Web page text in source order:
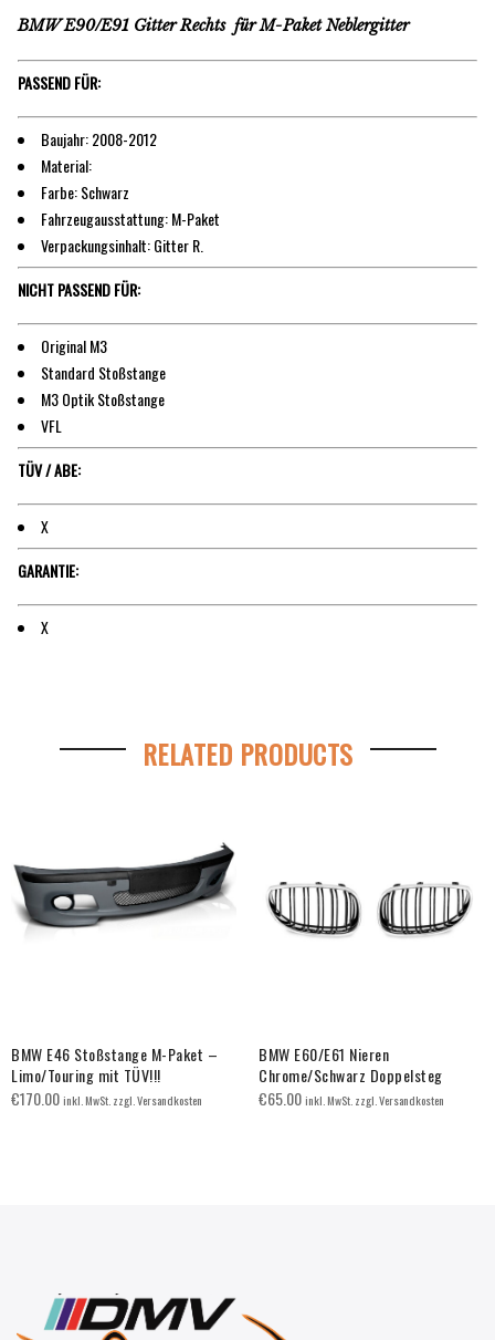
BMW E90/E91 Gitter Rechts für M-Paket Neblergitter
PASSEND FÜR:
Baujahr: 2008-2012
Material:
Farbe: Schwarz
Fahrzeugausstattung: M-Paket
Verpackungsinhalt: Gitter R.
NICHT PASSEND FÜR:
Original M3
Standard Stoßstange
M3 Optik Stoßstange
VFL
TÜV / ABE:
X
GARANTIE:
X
RELATED PRODUCTS
BMW E46 Stoßstange M-Paket –
Limo/Touring mit TÜV!!!
€170.00inkl. MwSt. zzgl. Versandkosten
BMW E60/E61 Nieren
Chrome/Schwarz Doppelsteg
€65.00inkl. MwSt. zzgl. Versandkosten